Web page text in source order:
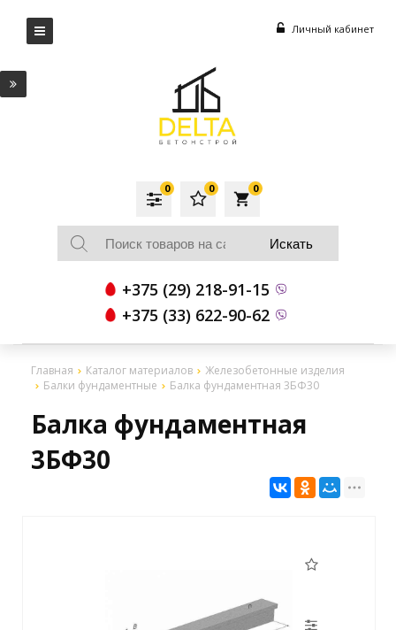
Личный кабинет
local_grocery_store
0
0
0
+375 (29) 218-91-15
+375 (33) 622-90-62
Главная Каталог материалов
Железобетонные изделия
Балки фундаментные
Балка фундаментная 3БФ30
Балка фундаментная
3БФ30